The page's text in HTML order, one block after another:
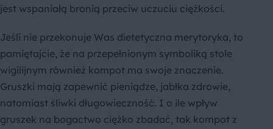
jest wspaniałą bronią przeciw uczuciu ciężkości.
Jeśli nie przekonuje Was dietetyczna merytoryka, to
pamiętajcie, że na przepełnionym symboliką stole
wigilijnym również kompot ma swoje znaczenie.
Gruszki mają zapewnić pieniądze, jabłka zdrowie,
natomiast śliwki długowieczność. I o ile wpływ
gruszek na bogactwo ciężko zbadać, tak kompot z